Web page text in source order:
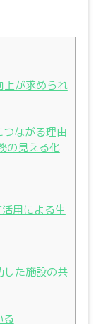
が求められ
ながる理由
見える化
用による生
た施設の共
る